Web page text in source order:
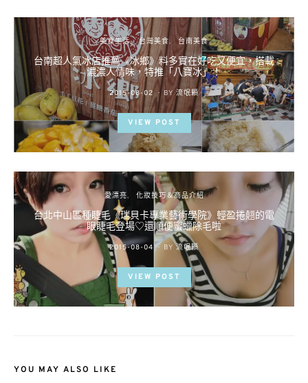
美食生活 台灣美食 台南美食
台南超人氣冰店推薦《冰鄉》料多實在好吃又便宜，搭載
濃濃人情味，特推「八寶冰」！
POSTED
ON
2015-08-02 BY 流氓顆
VIEW POST
愛漂亮 化妝技巧＆商品介紹
台北中山區種睫毛《瑞貝卡專業藝術學院》輕盈捲翹的電
眼睫毛登場♡還順便蜜蠟除毛啦
POSTED
ON
2015-08-04 BY 流氓顆
VIEW POST
YOU MAY ALSO LIKE